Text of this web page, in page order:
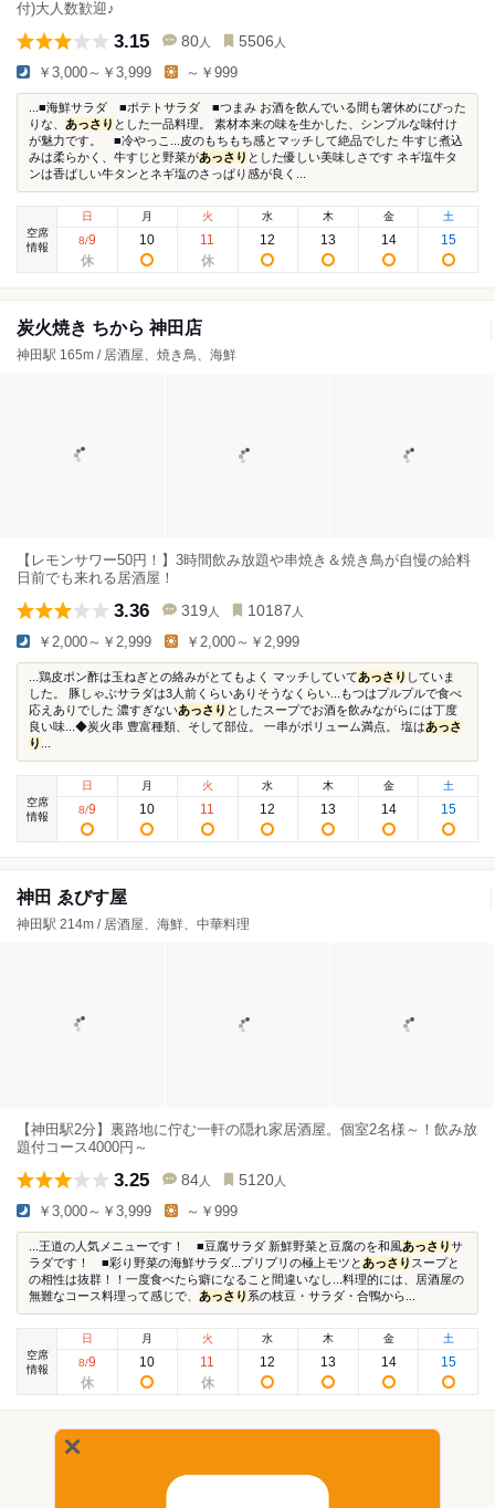
付)大人数歓迎♪
3.15 80 人 5506 人
￥3,000～￥3,999 ～￥999
...■海鮮サラダ ■ポテトサラダ ■つまみ お酒を飲んでいる間も箸休めにぴった
りな、 あっさり とした一品料理。 素材本来の味を生かした、シンプルな味付け
が魅力です。 ■冷やっこ...皮のもちもち感とマッチして絶品でした 牛すじ煮込
みは柔らかく、牛すじと野菜があっさり とした優しい美味しさです ネギ塩牛タ
ンは香ばしい牛タンとネギ塩のさっぱり感が良く...
空席
情報
日
8/9
月
10
火
11
水
12
木
13
金
14
土
15
炭火焼き ちから 神田店
神田駅 165m / 居酒屋、焼き鳥、海鮮
【レモンサワー50円！】3時間飲み放題や串焼き＆焼き鳥が自慢の給料
日前でも来れる居酒屋！
3.36 319 人 10187 人
￥2,000～￥2,999 ￥2,000～￥2,999
...鶏皮ポン酢は玉ねぎとの絡みがとてもよく マッチしていてあっさり していま
した。 豚しゃぶサラダは3人前くらいありそうなくらい...もつはプルプルで食べ
応えありでした 濃すぎないあっさり としたスープでお酒を飲みながらには丁度
良い味...◆炭火串 豊富種類、そして部位。 一串がボリューム満点。 塩はあっさ
り
空席
情報
日
8/9
月
10
火
11
水
12
木
13
金
14
土
15
神田 ゑびす屋
神田駅 214m / 居酒屋、海鮮、中華料理
【神田駅2分】裏路地に佇む一軒の隠れ家居酒屋。個室2名様～！飲み放
題付コース4000円～
3.25 84 人 5120 人
￥3,000～￥3,999 ～￥999
...王道の人気メニューです！ ■豆腐サラダ 新鮮野菜と豆腐のを和風あっさりサ
ラダです！ ■彩り野菜の海鮮サラダ...プリプリの極上モツと あっさり スープと
の相性は抜群！！一度食べたら癖になること間違いなし...料理的には、居酒屋の
無難なコース料理って感じで、 あっさり 系の枝豆・サラダ・合鴨から...
空席
情報
日
8/9
月
10
火
11
水
12
木
13
金
14
土
15